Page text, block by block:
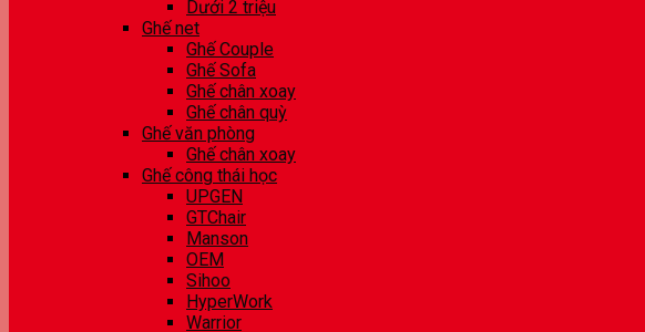
Dưới 2 triệu
Ghế net
Ghế Couple
Ghế Sofa
Ghế chân xoay
Ghế chân quỳ
Ghế văn phòng
Ghế chân xoay
Ghế công thái học
UPGEN
GTChair
Manson
OEM
Sihoo
HyperWork
Warrior